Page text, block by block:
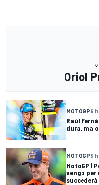
Oriol
MOTOGP9 h
Raúl
dura, ma
MOTOGP9 h
MotoGP |
vengo per